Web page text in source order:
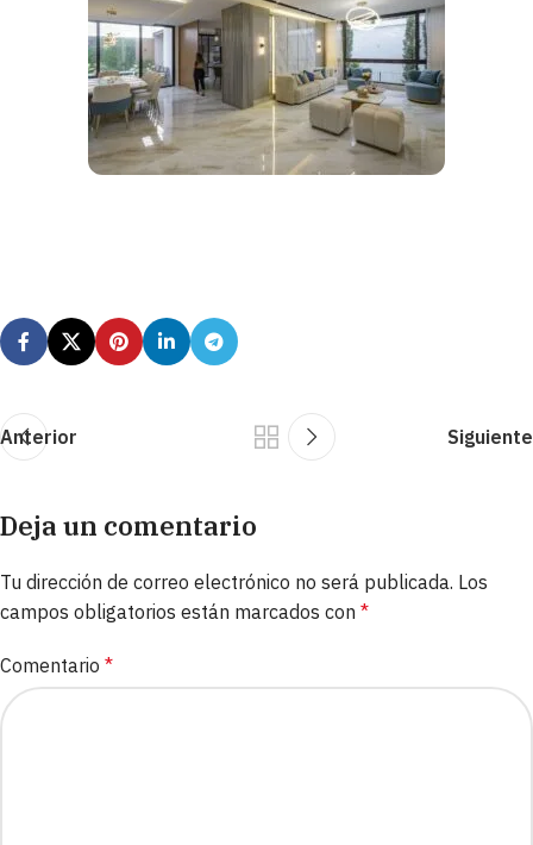
Anterior Siguiente
Deja un comentario
Tu dirección de correo electrónico no será publicada. Los
campos obligatorios están marcados con *
Comentario *